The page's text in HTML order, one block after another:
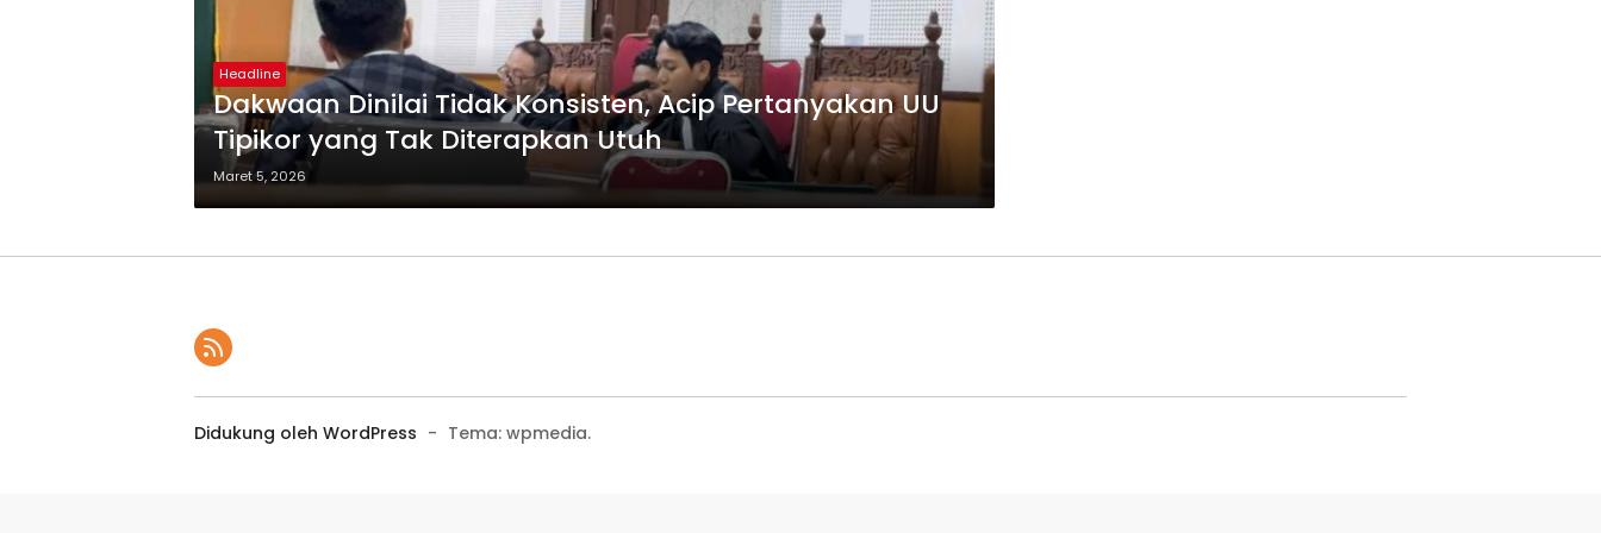
Headline
Dakwaan Dinilai Tidak Konsisten, Acip Pertanyakan UU
Tipikor yang Tak Diterapkan Utuh
Maret 5, 2026
Didukung oleh WordPress - Tema: wpmedia.